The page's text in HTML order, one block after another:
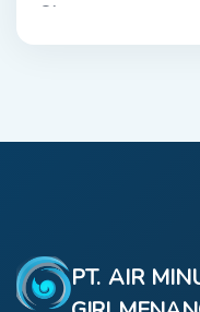
City
PT. AIR